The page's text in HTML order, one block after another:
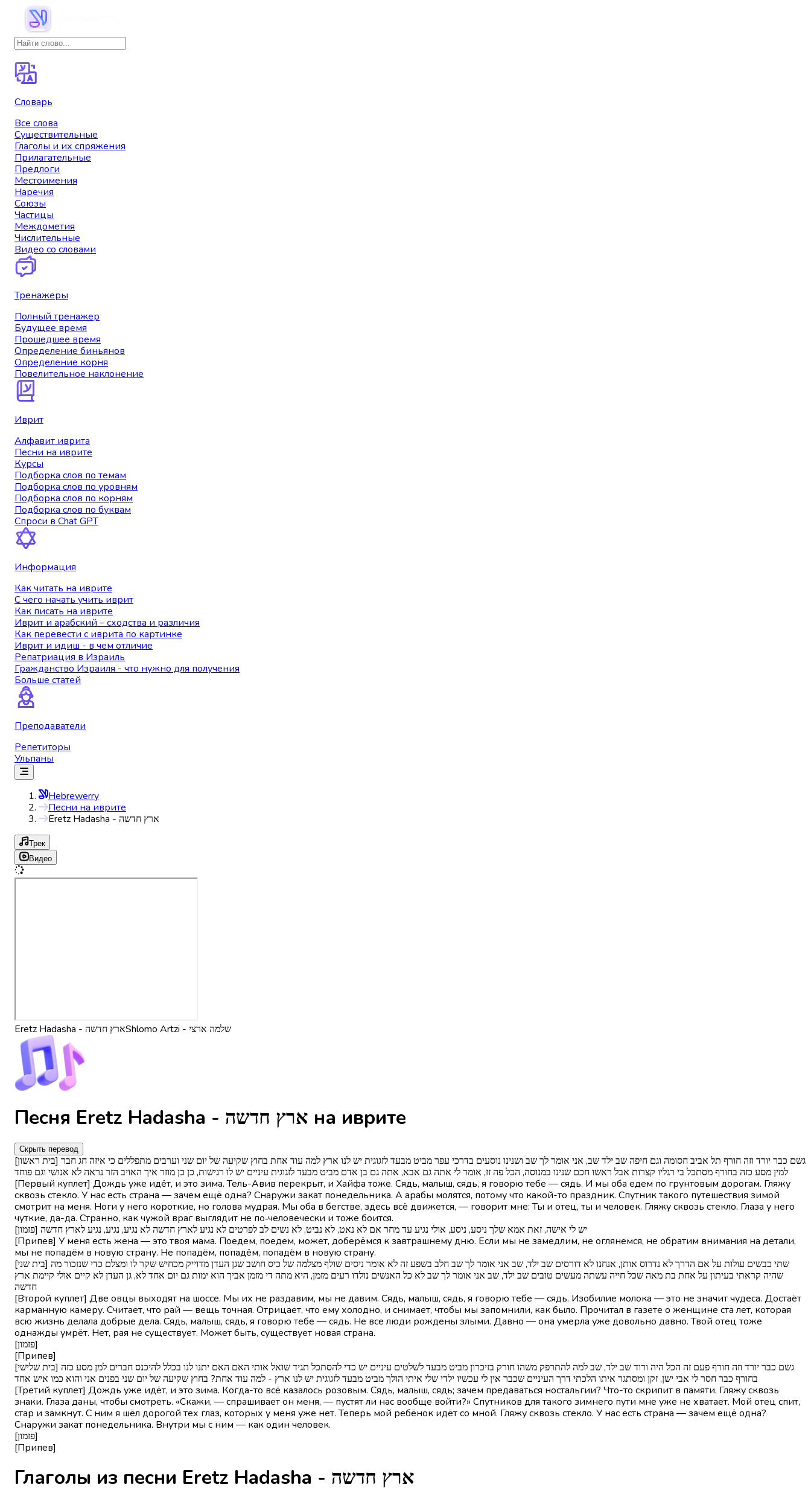
Словарь
Все слова
Существительные
Глаголы и их спряжения
Прилагательные
Предлоги
Местоимения
Наречия
Союзы
Частицы
Междометия
Числительные
Видео со словами
Тренажеры
Полный тренажер
Будущее время
Прошедшее время
Определение биньянов
Определение корня
Повелительное наклонение
Иврит
Алфавит иврита
Песни на иврите
Курсы
Подборка слов по темам
Подборка слов по уровням
Подборка слов по корням
Подборка слов по буквам
Спроси в Chat GPT
Информация
Как читать на иврите
С чего начать учить иврит
Как писать на иврите
Иврит и арабский – сходства и различия
Как перевести с иврита по картинке
Иврит и идиш - в чем отличие
Репатриация в Израиль
Гражданство Израиля - что нужно для получения
Больше статей
Преподаватели
Репетиторы
Ульпаны
Hebrewerry
Песни на иврите
Eretz Hadasha - ארץ חדשה
Трек
Видео
Eretz Hadasha - ארץ חדשה Shlomo Artzi - שלמה ארצי
Песня Eretz Hadasha - ארץ חדשה на иврите
Скрыть перевод
[בית ראשון] גשם כבר יורד וזה חורף תל אביב חסומה וגם חיפה שב ילד שב, אני אומר לך שב ושנינו נוסעים בדרכי עפר מביט מבעד לזגוגית יש לנו ארץ למה עוד אחת בחוץ שקיעה של יום שני וערבים מתפללים כי איזה חג חבר
למין מסע כזה בחורף מסתכל בי רגליו קצרות אבל ראשו חכם שנינו במנוסה, הכל פה זז, אומר לי אתה גם אבא, אתה גם בן אדם מביט מבעד לזגוגית עיניים יש לו רגישות, כן כן מוזר איך האויב הזר נראה לא אנושי וגם פוחד
[Первый куплет] Дождь уже идёт, и это зима. Тель-Авив перекрыт, и Хайфа тоже. Сядь, малыш, сядь, я говорю тебе — сядь. И мы оба едем по грунтовым дорогам. Гляжу
сквозь стекло. У нас есть страна — зачем ещё одна? Снаружи закат понедельника. А арабы молятся, потому что какой-то праздник. Спутник такого путешествия зимой
смотрит на меня. Ноги у него короткие, но голова мудрая. Мы оба в бегстве, здесь всё движется, — говорит мне: Ты и отец, ты и человек. Гляжу сквозь стекло. Глаза у него
чуткие, да-да. Странно, как чужой враг выглядит не по‑человечески и тоже боится.
[פזמון] יש לי אישה, זאת אמא שלך ניסע, ניסע, אולי נגיע עד מחר אם לא נאט, לא נביט, לא נשים לב לפרטים לא נגיע לארץ חדשה לא נגיע, נגיע, נגיע לארץ חדשה
[Припев] У меня есть жена — это твоя мама. Поедем, поедем, может, доберёмся к завтрашнему дню. Если мы не замедлим, не оглянемся, не обратим внимания на детали,
мы не попадём в новую страну. Не попадём, попадём, попадём в новую страну.
[בית שני] שתי כבשים עולות על אם הדרך לא נדרוס אותן, אנחנו לא דורסים שב ילד, שב אני אומר לך שב חלב בשפע זה לא אומר ניסים שולף מצלמה של כיס חושב שגן העדן מדוייק מכחיש שקר לו ומצלם כדי שנזכור מה
שהיה קראתי בעיתון על אחת בת מאה שכל חייה עשתה מעשים טובים שב ילד, שב אני אומר לך שב לא כל האנשים נולדו רעים מזמן, היא מתה די מזמן אביך הוא ימות גם יום אחד לא, גן העדן לא קיים אולי קיימת ארץ
חדשה
[Второй куплет] Две овцы выходят на шоссе. Мы их не раздавим, мы не давим. Сядь, малыш, сядь, я говорю тебе — сядь. Изобилие молока — это не значит чудеса. Достаёт
карманную камеру. Считает, что рай — вещь точная. Отрицает, что ему холодно, и снимает, чтобы мы запомнили, как было. Прочитал в газете о женщине ста лет, которая
всю жизнь делала добрые дела. Сядь, малыш, сядь, я говорю тебе — сядь. Не все люди рождены злыми. Давно — она умерла уже довольно давно. Твой отец тоже
однажды умрёт. Нет, рая не существует. Может быть, существует новая страна.
[פזמון]
[Припев]
[בית שלישי] גשם כבר יורד וזה חורף פעם זה הכל היה ורוד שב ילד, שב למה להתרפק משהו חורק בזיכרון מביט מבעד לשלטים עיניים יש כדי להסתכל תגיד שואל אותי האם האם יתנו לנו בכלל להיכנס חברים למן מסע כזה
בחורף כבר חסר לי אבי ישן, זקן ומסתגר איתו הלכתי דרך העיניים שכבר אין לי עכשיו ילדי שלי איתי הולך מביט מבעד לזגוגית יש לנו ארץ - למה עוד אחת? בחוץ שקיעה של יום שני בפנים אני והוא כמו איש אחד
[Третий куплет] Дождь уже идёт, и это зима. Когда-то всё казалось розовым. Сядь, малыш, сядь; зачем предаваться ностальгии? Что-то скрипит в памяти. Гляжу сквозь
знаки. Глаза даны, чтобы смотреть. «Скажи, — спрашивает он меня, — пустят ли нас вообще войти?» Спутников для такого зимнего пути мне уже не хватает. Мой отец спит,
стар и замкнут. С ним я шёл дорогой тех глаз, которых у меня уже нет. Теперь мой ребёнок идёт со мной. Гляжу сквозь стекло. У нас есть страна — зачем ещё одна?
Снаружи закат понедельника. Внутри мы с ним — как один человек.
[פזמון]
[Припев]
Глаголы из песни Eretz Hadasha - ארץ חדשה